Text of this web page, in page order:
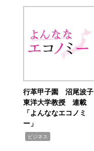
行革甲子園 沼尾波子
東洋大学教授 連載
「よんななエコノミ
ー」
ビジネス